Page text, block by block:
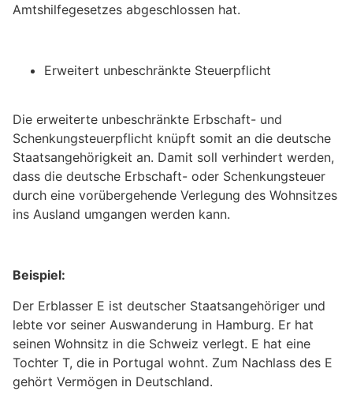
Amtshilfegesetzes abgeschlossen hat.
Erweitert unbeschränkte Steuerpflicht
Die erweiterte unbeschränkte Erbschaft- und
Schenkungsteuerpflicht knüpft somit an die deutsche
Staatsangehörigkeit an. Damit soll verhindert werden,
dass die deutsche Erbschaft- oder Schenkungsteuer
durch eine vorübergehende Verlegung des Wohnsitzes
ins Ausland umgangen werden kann.
Beispiel:
Der Erblasser E ist deutscher Staatsangehöriger und
lebte vor seiner Auswanderung in Hamburg. Er hat
seinen Wohnsitz in die Schweiz verlegt. E hat eine
Tochter T, die in Portugal wohnt. Zum Nachlass des E
gehört Vermögen in Deutschland.